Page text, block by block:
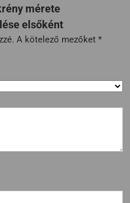
mérete
elsőként
A kötelező mezőket *